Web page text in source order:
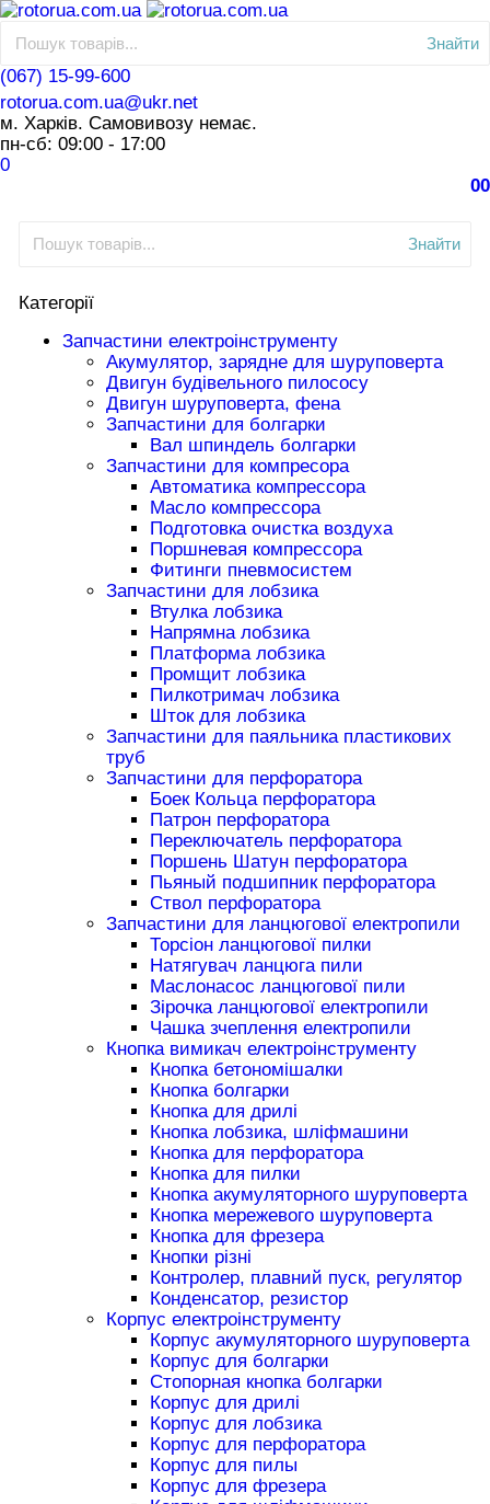
Знайти
(067) 15-99-600
rotorua.com.ua@ukr.net
м. Харків. Самовивозу немає.
пн-сб: 09:00 - 17:00
0
00
Знайти
Категорії
Запчастини електроінструменту
Акумулятор, зарядне для шуруповерта
Двигун будівельного пилососу
Двигун шуруповерта, фена
Запчастини для болгарки
Вал шпиндель болгарки
Запчастини для компресора
Автоматика компрессора
Масло компрессора
Подготовка очистка воздуха
Поршневая компрессора
Фитинги пневмосистем
Запчастини для лобзика
Втулка лобзика
Напрямна лобзика
Платформа лобзика
Промщит лобзика
Пилкотримач лобзика
Шток для лобзика
Запчастини для паяльника пластикових
труб
Запчастини для перфоратора
Боек Кольца перфоратора
Патрон перфоратора
Переключатель перфоратора
Поршень Шатун перфоратора
Пьяный подшипник перфоратора
Ствол перфоратора
Запчастини для ланцюгової електропили
Торсіон ланцюгової пилки
Натягувач ланцюга пили
Маслонасос ланцюгової пили
Зірочка ланцюгової електропили
Чашка зчеплення електропили
Кнопка вимикач електроінструменту
Кнопка бетономішалки
Кнопка болгарки
Кнопка для дрилі
Кнопка лобзика, шліфмашини
Кнопка для перфоратора
Кнопка для пилки
Кнопка акумуляторного шуруповерта
Кнопка мережевого шуруповерта
Кнопка для фрезера
Кнопки різні
Контролер, плавний пуск, регулятор
Конденсатор, резистор
Корпус електроінструменту
Корпус акумуляторного шуруповерта
Корпус для болгарки
Стопорная кнопка болгарки
Корпус для дрилі
Корпус для лобзика
Корпус для перфоратора
Корпус для пилы
Корпус для фрезера